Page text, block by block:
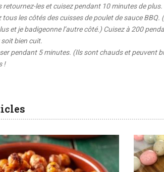
retournez-les et cuisez pendant 10 minutes de plus.
tous les côtés des cuisses de poulet de sauce
et je badigeonne l’autre côté.) Cuisez à 200
bien cuit.
pendant 5 minutes. (Ils sont chauds et peuvent
!